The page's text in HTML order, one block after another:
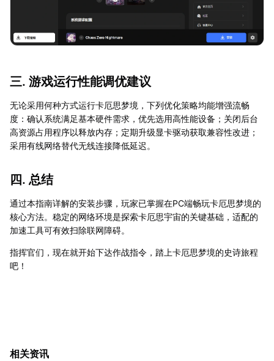
三. 游戏运行性能调优建议
无论采用何种方式运行卡厄思梦境，下列优化策略均能增强流畅
度：确认系统满足基本硬件需求，优先选用高性能设备；关闭后台
高资源占用程序以释放内存；定期升级显卡驱动获取兼容性改进；
采用有线网络替代无线连接降低延迟。
四. 总结
通过本指南详解的安装步骤，玩家已掌握在PC端畅玩卡厄思梦境的
核心方法。稳定的网络环境是探索卡厄思宇宙的关键基础，适配的
加速工具可有效扫除联网障碍。
指挥官们，现在就开始下达作战指令，踏上卡厄思梦境的史诗旅程
吧！
相关资讯